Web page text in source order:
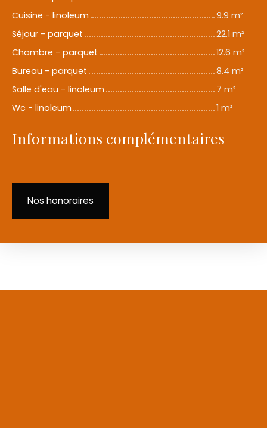
Cuisine - linoleum
9.9 m²
Séjour - parquet
22.1 m²
Chambre - parquet
12.6 m²
Bureau - parquet
8.4 m²
Salle d'eau - linoleum
7 m²
Wc - linoleum
1 m²
Informations complémentaires
Nos honoraires